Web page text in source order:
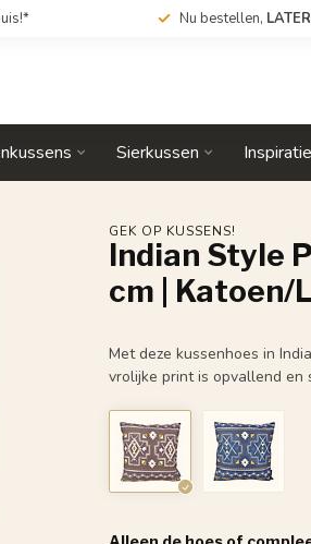
Nu bestellen, LATER
Sierkussen
GEK OP KUSSENS!
Indian Style
cm | Katoen/
Met deze kussenhoes in
vrolijke print is opvallend